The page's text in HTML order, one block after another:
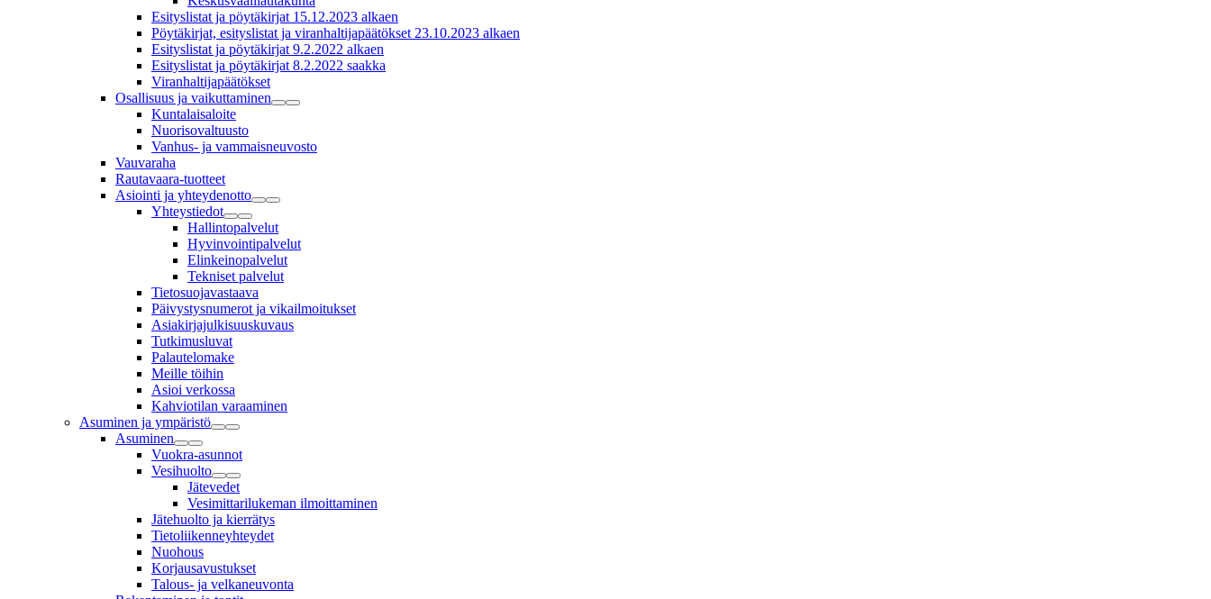
Esityslistat ja pöytäkirjat 15.12.2023 alkaen
Pöytäkirjat, esityslistat ja viranhaltijapäätökset 23.10.2023 alkaen
Esityslistat ja pöytäkirjat 9.2.2022 alkaen
Esityslistat ja pöytäkirjat 8.2.2022 saakka
Viranhaltijapäätökset
Osallisuus ja vaikuttaminen
Kuntalaisaloite
Nuorisovaltuusto
Vanhus- ja vammaisneuvosto
Vauvaraha
Rautavaara-tuotteet
Asiointi ja yhteydenotto
Yhteystiedot
Hallintopalvelut
Hyvinvointipalvelut
Elinkeinopalvelut
Tekniset palvelut
Tietosuojavastaava
Päivystysnumerot ja vikailmoitukset
Asiakirjajulkisuuskuvaus
Tutkimusluvat
Palautelomake
Meille töihin
Asioi verkossa
Kahviotilan varaaminen
Asuminen ja ympäristö
Asuminen
Vuokra-asunnot
Vesihuolto
Jätevedet
Vesimittarilukeman ilmoittaminen
Jätehuolto ja kierrätys
Tietoliikenneyhteydet
Nuohous
Korjausavustukset
Talous- ja velkaneuvonta